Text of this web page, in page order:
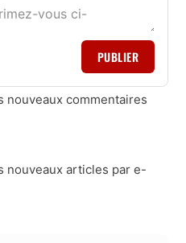
PUBLIER
nouveaux commentaires
nouveaux articles par e-